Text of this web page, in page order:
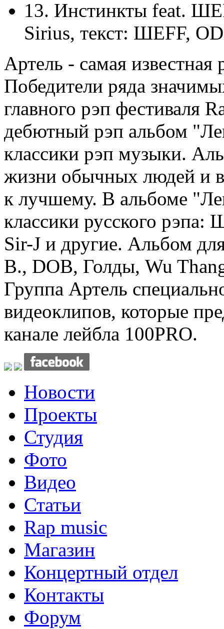
13. Инстинкты feat.
Sirius, текст: ШЕFF,
Артель - самая
Победители ряда
главного рэп фестиваля
дебютный рэп альбом
классики рэп музыки.
жизни обычных людей и
к лучшему. В альбоме
классики русского рэпа:
Sir-J и другие. Альбом
B., DOB, Голды, Wu
Группа Артель
видеоклипов, которые
канале лейбла 100PRO.
Новости
Проекты
Студия
Фото
Видео
Статьи
Rap music
Магазин
Концертный отдел
Контакты
Форум